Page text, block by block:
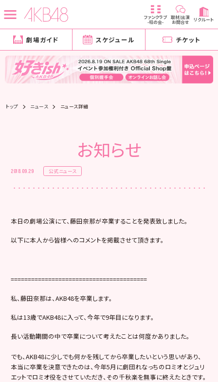
ファンクラブ
-柱の会-
取材/出演
お問合せ リクルート
劇場ガイド スケジュール チケット
トップ ニュース ニュース詳細
お知らせ
2018.09.29 公式ニュース
本日の劇場公演にて、藤田奈那が卒業することを発表致しました。
以下に本人から皆様へのコメントを掲載させて頂きます。
========================================
私、藤田奈那は、AKB48を卒業します。
私は13歳でAKB48に入って、今年で9年目になります。
長い活動期間の中で卒業について考えたことは何度かありました。
でも、AKB48に少しでも何かを残してから卒業したいという思いがあり、
本当に卒業を決意できたのは、今年5月に劇団れなっちのロミオとジュリ
エットでロミオ役をさせていただき、その千秋楽を無事に終えたときです。